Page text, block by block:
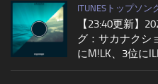
ITUNESトップソン
【23:40更新】
グ：サカナクシ
にM!LK、3位に